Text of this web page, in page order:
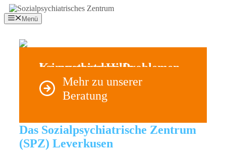
Zum
Inhalt
springen
Menü
Kompetente Hilfe
bei psychischen Problemen
Mehr zu unserer
Beratung
Das Sozialpsychiatrische Zentrum
(SPZ) Leverkusen